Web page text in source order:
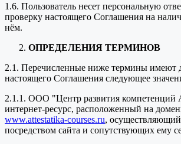
1.6. Пользователь несет персональную
проверку настоящего Соглашения на
нём.
ОПРЕДЕЛЕНИЯ ТЕРМИНОВ
2.1. Перечисленные ниже термины имеют
настоящего Соглашения следующее
2.1.1. ООО "Центр развития компетенций
интернет-ресурс, расположенный на
www.attestatika-courses.ru, осуществляющий
посредством сайта и сопутствующих ему